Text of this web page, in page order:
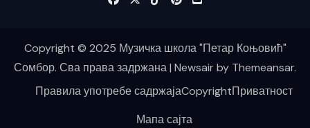
Copyright © 2025 Музичка школа "Петар Коњовић"
Сомбор. Сва права задржана| Newsairby Themeansar.
Правила употребе садржајаCopyrightПриватност
Мапа сајта